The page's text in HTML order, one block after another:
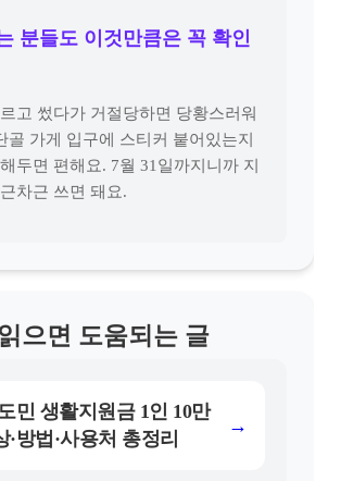
분들도 이것만큼은 꼭 확인
고 썼다가 거절당하면 당황스러워
골 가게 입구에 스티커 붙어있는지
두면 편해요. 7월 31일까지니까 지
차근 쓰면 돼요.
으면 도움되는 글
민 생활지원금 1인 10만
·방법·사용처 총정리
→